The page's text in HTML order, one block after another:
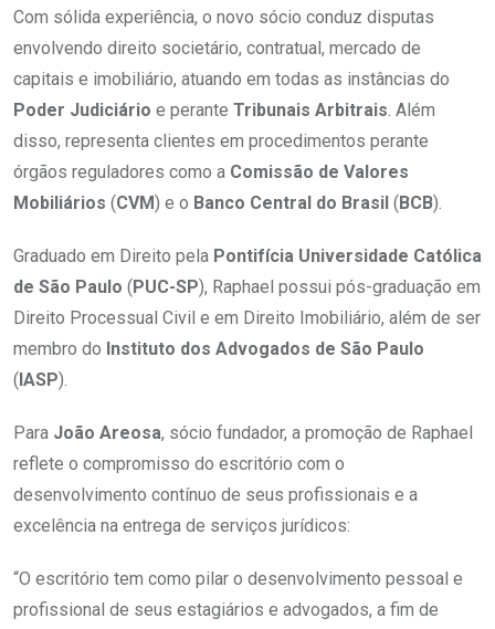
Com sólida experiência, o novo sócio conduz disputas
envolvendo direito societário, contratual, mercado de
capitais e imobiliário, atuando em todas as instâncias do
Poder Judiciário e perante Tribunais Arbitrais. Além
disso, representa clientes em procedimentos perante
órgãos reguladores como a Comissão de Valores
Mobiliários (CVM) e o Banco Central do Brasil (BCB).
Graduado em Direito pela Pontifícia Universidade Católica
de São Paulo (PUC-SP), Raphael possui pós-graduação em
Direito Processual Civil e em Direito Imobiliário, além de ser
membro do Instituto dos Advogados de São Paulo
(IASP).
Para João Areosa, sócio fundador, a promoção de Raphael
reflete o compromisso do escritório com o
desenvolvimento contínuo de seus profissionais e a
excelência na entrega de serviços jurídicos:
“O escritório tem como pilar o desenvolvimento pessoal e
profissional de seus estagiários e advogados, a fim de